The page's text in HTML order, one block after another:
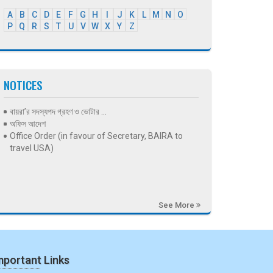
A B C D E F G H J K L M N
O
P
Q R S T U V W X Y Z
NOTICES
বায়রা’র সদস্যপদ গ্রহণ ও ভোটার ...
অফিস আদেশ
Office Order (in favour of Secretary, BAIRA to
travel USA)
See More
Links